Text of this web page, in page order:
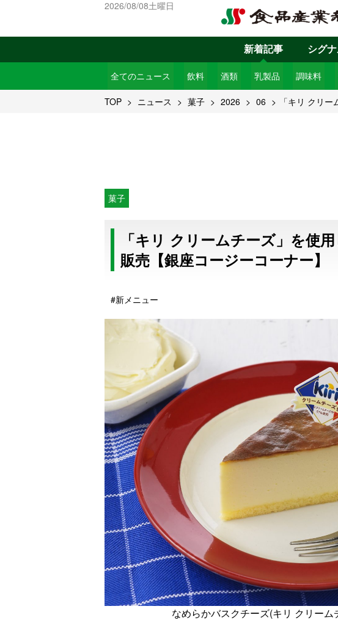
2026/08/08土曜日
新着記事
全てのニュース 飲料 酒類 乳製品 調味料
シグ
TOP ニュース 菓子 2026 06 「キリ クリ
菓子
「キリ クリームチーズ」を使
販売【銀座コージーコーナー】
#新メニュー
なめらかバスクチーズ(キリ クリー